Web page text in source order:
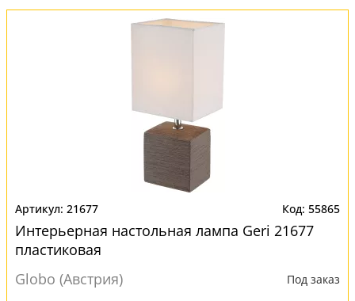
21677 55865
Интерьерная настольная лампа Geri 21677
пластиковая
Globo (Австрия)
Под заказ